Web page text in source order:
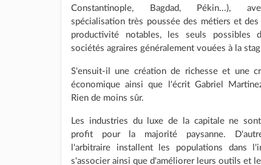
Constantinople, Bagdad, Pékin...),
spécialisation très poussée des métiers et des
productivité notables, les seuls possibles
sociétés agraires généralement vouées à la
S'ensuit-il une création de richesse et une
économique ainsi que l'écrit Gabriel
Rien de moins sûr.
Les industries du luxe de la capitale ne
profit pour la majorité paysanne.
l'arbitraire installent les populations dans
s'associer ainsi que d'améliorer leurs outils et